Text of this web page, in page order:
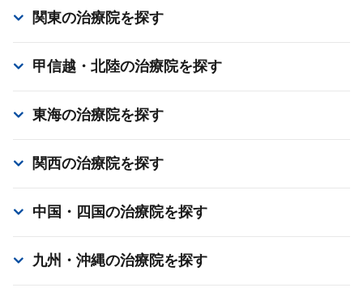
関東の治療院を探す
甲信越・北陸の治療院を探す
東海の治療院を探す
関西の治療院を探す
中国・四国の治療院を探す
九州・沖縄の治療院を探す